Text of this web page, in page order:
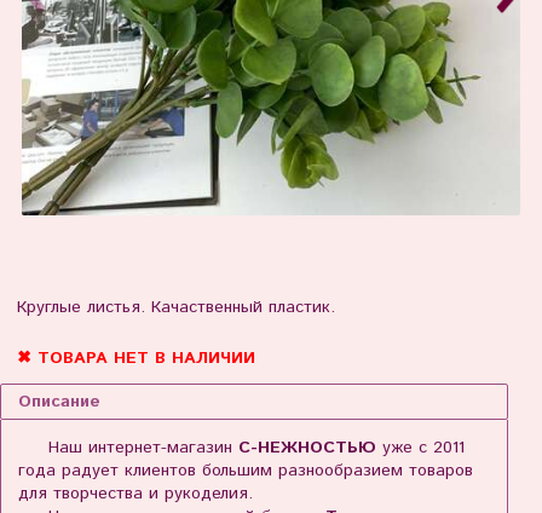
Круглые листья. Качаственный пластик.
✖ ТОВАРА НЕТ В НАЛИЧИИ
Описание
Наш интернет-магазин С-НЕЖНОСТЬЮ уже с 2011
года радует клиентов большим разнообразием товаров
для творчества и рукоделия.